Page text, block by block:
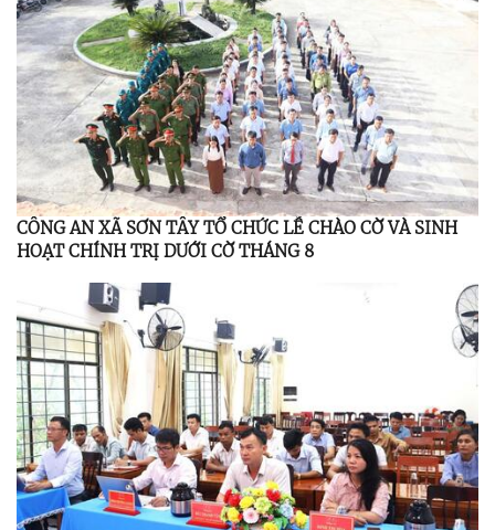
CÔNG AN XÃ SƠN TÂY TỔ CHỨC LỄ CHÀO CỜ VÀ SINH
HOẠT CHÍNH TRỊ DƯỚI CỜ THÁNG 8